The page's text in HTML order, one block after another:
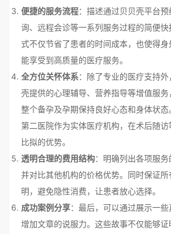
便捷的服务流程：描述通过贝贝壳平台
询、远程会诊等一系列服务过程的简便
式不仅节省了患者的时间成本，也使得
能享受到高质量的医疗服务。
全方位关怀体系：除了专业的医疗支持
壳提供的心理辅导、营养指导等增值服
整个备孕及孕期保持良好心态和身体状
第二医院作为实体医疗机构，在术后随
比拟的优势。
透明合理的费用结构：明确列出各项服务
并对比其他机构的价格优势。同时保证
明，避免隐性消费，让患者放心选择。
成功案例分享：最后，可以通过展示一
增加文章的说服力。这些故事不仅能够